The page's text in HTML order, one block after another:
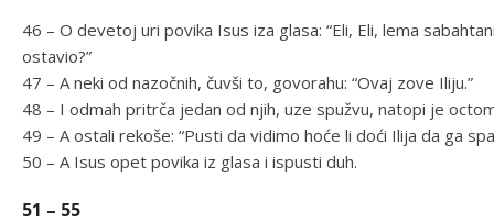
46 – O devetoj uri povika Isus iza glasa: “Eli, Eli, lema
ostavio?”
47 – A neki od nazočnih, čuvši to, govorahu: “Ovaj zove Iliju.”
48 – I odmah pritrča jedan od njih, uze spužvu, natopi je
49 – A ostali rekoše: “Pusti da vidimo hoće li doći Ilija da ga
50 – A Isus opet povika iz glasa i ispusti duh.
51 – 55